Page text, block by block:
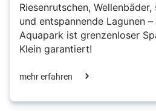
Riesenrutschen,
und entspannende Lagunen
Aquapark ist grenzenloser
Klein garantiert!
mehr erfahren